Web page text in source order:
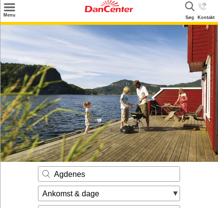
Menu Søg Kontakt
Destinationer
Inspiration
Info
Kontakt
Udlejning af sommerhus
Ejer
Agdenes
Ankomst & dage